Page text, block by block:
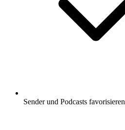
Sender und Podcasts favorisieren